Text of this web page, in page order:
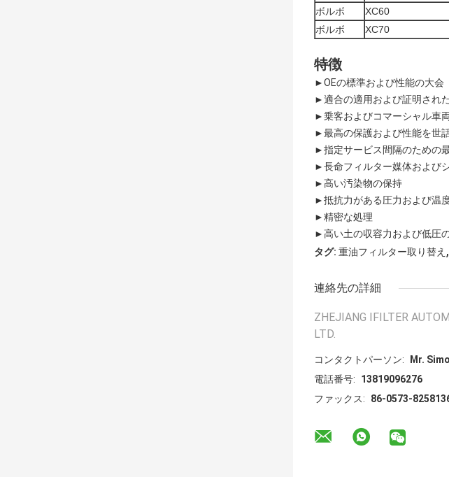
ボルボ XC60
ボルボ
XC70
特徴
►OEの標準および性能の大会
►適合の適用および証明され
►乗客およびコマーシャル車
►最高の保護および性能を世
►指定サービス間隔のための
►長命フィルター媒体および
►高い汚染物の保持
►抵抗力がある圧力および温
►精密な処理
►高い土の収容力および低圧
タグ: 重油フィルター取り替え ,
連絡先の詳細
ZHEJIANG IFILTER
LTD.
コンタクトパーソン:
Mr.
電話番号:
13819096276
ファックス:
86-0573-